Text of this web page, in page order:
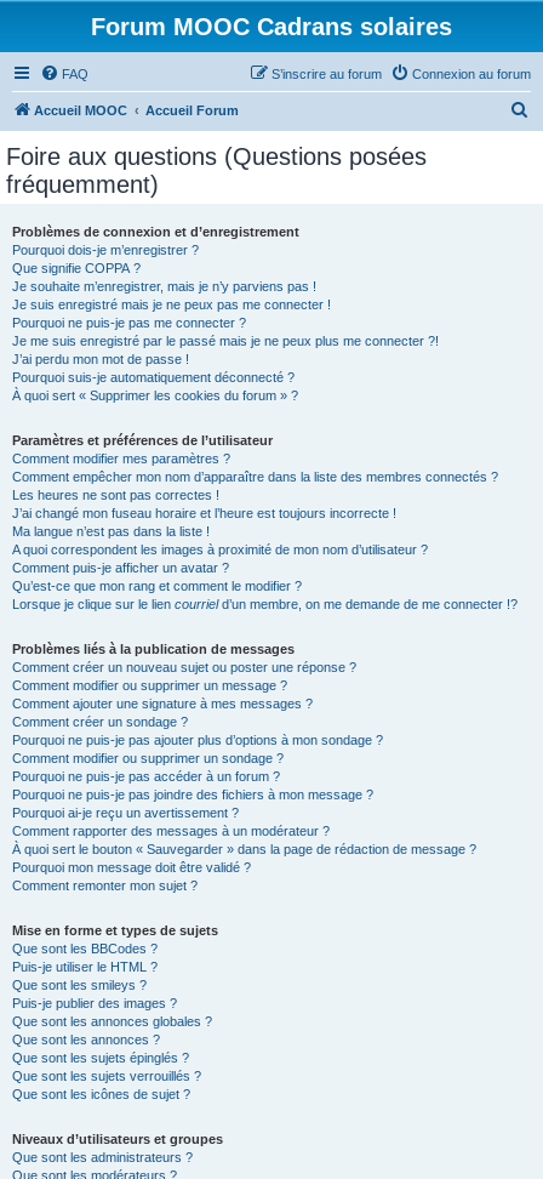
Forum MOOC Cadrans solaires
FAQ Connexion au forum
S’inscrire au forum
Accueil MOOC Accueil Forum
Foire aux questions (Questions posées
fréquemment)
Problèmes de connexion et d’enregistrement
Pourquoi dois-je m’enregistrer ?
Que signifie COPPA ?
Je souhaite m’enregistrer, mais je n’y parviens pas !
Je suis enregistré mais je ne peux pas me connecter !
Pourquoi ne puis-je pas me connecter ?
Je me suis enregistré par le passé mais je ne peux plus me connecter ?!
J’ai perdu mon mot de passe !
Pourquoi suis-je automatiquement déconnecté ?
À quoi sert « Supprimer les cookies du forum » ?
Paramètres et préférences de l’utilisateur
Comment modifier mes paramètres ?
Comment empêcher mon nom d’apparaître dans la liste des membres connectés ?
Les heures ne sont pas correctes !
J’ai changé mon fuseau horaire et l’heure est toujours incorrecte !
Ma langue n’est pas dans la liste !
A quoi correspondent les images à proximité de mon nom d’utilisateur ?
Comment puis-je afficher un avatar ?
Qu’est-ce que mon rang et comment le modifier ?
Lorsque je clique sur le lien courrield’un membre, on me demande de me connecter !?
Problèmes liés à la publication de messages
Comment créer un nouveau sujet ou poster une réponse ?
Comment modifier ou supprimer un message ?
Comment ajouter une signature à mes messages ?
Comment créer un sondage ?
Pourquoi ne puis-je pas ajouter plus d’options à mon sondage ?
Comment modifier ou supprimer un sondage ?
Pourquoi ne puis-je pas accéder à un forum ?
Pourquoi ne puis-je pas joindre des fichiers à mon message ?
Pourquoi ai-je reçu un avertissement ?
Comment rapporter des messages à un modérateur ?
À quoi sert le bouton « Sauvegarder » dans la page de rédaction de message ?
Pourquoi mon message doit être validé ?
Comment remonter mon sujet ?
Mise en forme et types de sujets
Que sont les BBCodes ?
Puis-je utiliser le HTML ?
Que sont les smileys ?
Puis-je publier des images ?
Que sont les annonces globales ?
Que sont les annonces ?
Que sont les sujets épinglés ?
Que sont les sujets verrouillés ?
Que sont les icônes de sujet ?
Niveaux d’utilisateurs et groupes
Que sont les administrateurs ?
Que sont les modérateurs ?